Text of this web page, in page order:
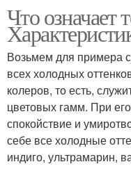
Что означает
Возьмем для примера
всех холодных
колеров, то есть,
цветовых гамм. При
спокойствие и
себе все холодные
индиго, ультрамарин,